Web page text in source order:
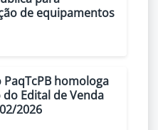
de equipamentos
PaqTcPB homologa
Edital de Venda
2026